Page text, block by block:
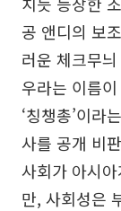
공 앤디의 보
러운 체크무
우라는 이름
‘칭챙총’이라
사를 공개 비
사회가 아시
만, 사회성은